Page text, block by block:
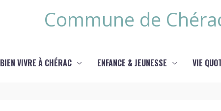
Commune de
BIEN VIVRE À CHÉRAC ENFANCE & JEUNESSE VIE